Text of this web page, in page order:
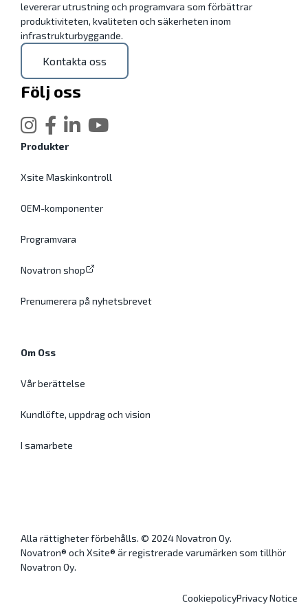
levererar utrustning och programvara som förbättrar
produktiviteten, kvaliteten och säkerheten inom
infrastrukturbyggande.
Kontakta oss
Följ oss
Produkter
Xsite Maskinkontroll
OEM-komponenter
Programvara
Novatron shop
Prenumerera på nyhetsbrevet
Om Oss
Vår berättelse
Kundlöfte, uppdrag och vision
I samarbete
Alla rättigheter förbehålls. © 2024 Novatron Oy.
Novatron® och Xsite® är registrerade varumärken som tillhör
Novatron Oy.
CookiepolicyPrivacy Notice